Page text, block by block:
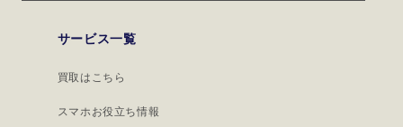
サービス一覧
買取はこちら
スマホお役立ち情報